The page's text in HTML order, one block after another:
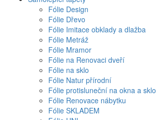
Fólie Design
Fólie Dřevo
Fólie Imitace obklady a dlažba
Fólie Metráž
Fólie Mramor
Fólie na Renovaci dveří
Fólie na sklo
Fólie Natur přírodní
Fólie protisluneční na okna a sklo
Fólie Renovace nábytku
Fólie SKLADEM